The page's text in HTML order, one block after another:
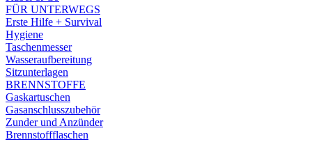
FÜR UNTERWEGS
Erste Hilfe + Survival
Hygiene
Taschenmesser
Wasseraufbereitung
Sitzunterlagen
BRENNSTOFFE
Gaskartuschen
Gasanschlusszubehör
Zunder und Anzünder
Brennstoffflaschen